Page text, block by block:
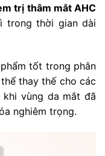
trị thâm mắt AHC
trong thời gian dài
tốt trong phân
thay thế cho các
vùng da mắt đã
nghiêm trọng.